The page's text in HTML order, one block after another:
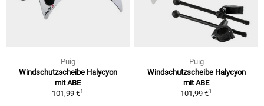
Puig
Windschutzscheibe Halycyon
mit ABE
101,99 €1
Puig
Windschutzscheibe Halycyon
mit ABE
101,99 €1